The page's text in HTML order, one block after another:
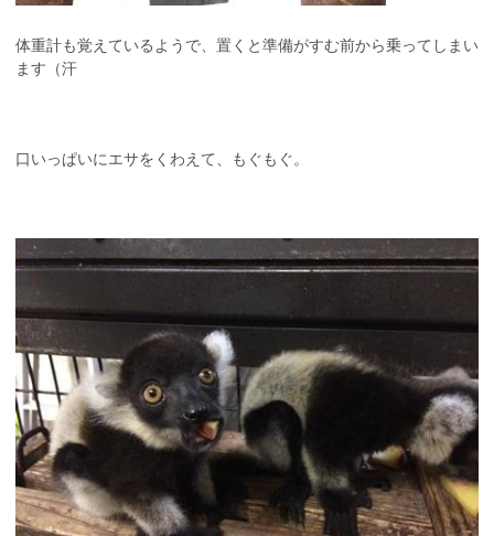
体重計も覚えているようで、置くと準備がすむ前から乗ってしまい
ます（汗
口いっぱいにエサをくわえて、もぐもぐ。